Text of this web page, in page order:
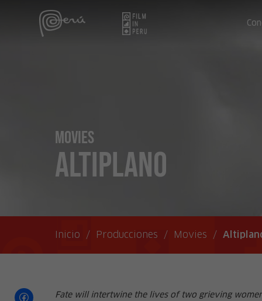
Movies
Altiplano
Inicio / Producciones / Movies /
Fate will intertwine the lives of two grieving